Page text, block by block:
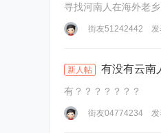
寻找河南人在海外老
街友51242442 发
新人帖 有没有云南
有？？？？？？？
街友04774234 发